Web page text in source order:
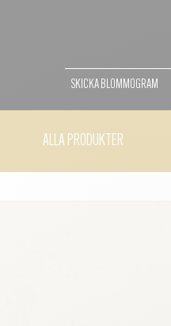
SKICKA BLOMMOGRAM
ALLA PRODUKTER